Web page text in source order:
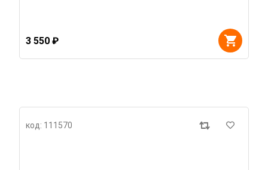
3 550 ₽
код: 111570